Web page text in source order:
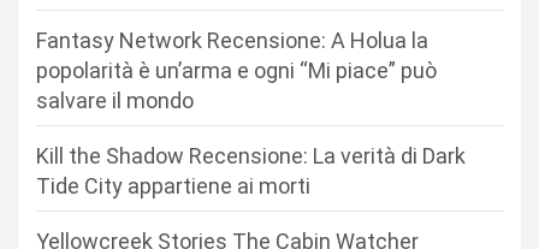
Fantasy Network Recensione: A Holua la
popolarità è un’arma e ogni “Mi piace” può
salvare il mondo
Kill the Shadow Recensione: La verità di Dark
Tide City appartiene ai morti
Yellowcreek Stories The Cabin Watcher